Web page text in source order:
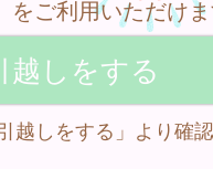
をご利用いただけ
越しをする」より確